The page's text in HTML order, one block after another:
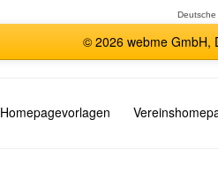
© 2026 webme GmbH,
Homepagevorlagen